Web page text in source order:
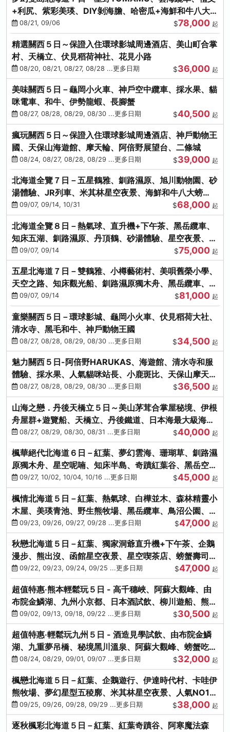
+利尻、紫彩美瑛、DIY剝海膽、哈密瓜+海鮮和牛八大螃
蟹吃到飽
08/21, 09/06 $78,000 起
精選關西５日～保證入住環球影城周邊酒店、美山町合掌
村、天橋立、伏見稻荷神社、花見小路
08/20, 08/21, 08/27, 08/28 ...更多日期 $36,000 起
美味關西５日－龜岡小火車、神戶空中纜車、採水果、貓
咪電車、和牛、伊勢龍蝦、長腳蟹
08/27, 08/28, 08/29, 08/30 ...更多日期 $40,500 起
瘋玩關西５日～保證入住環球影城周邊酒店、神戶動物王
國、天保山海遊館、摩天輪、阿倍野展望台、二條城
08/24, 08/27, 08/28, 08/29 ...更多日期 $39,000 起
北海道全覽７日－五星鶴雅、釧路濕原、旭川動物園、砂
湯體驗、JR列車、米其林星空夜景、海鮮和牛八大螃
蟹、卡哇依熊牧場
09/07, 09/14, 10/31 $68,000 起
北海道全覽８日－熱氣球、直升機+下午茶、黑岳纜車、
知床五湖、釧路濕原、丹頂鶴、砂湯體驗、星空夜景、洞
爺花火、螃蟹懷石料理
09/07, 09/14 $75,000 起
五星北海道７日－雙鶴雅、小樽藝術村、美唄舊榮小學、
天空之路、知床觀光船、釧路濕原獨木舟、黑岳纜車、流
冰硝子館DIY玻璃杯
09/07, 09/14 $81,000 起
童樂關西５日－環球影城、龜岡小火車、伏見稻荷大社、
清水寺、黑毛和牛、神戶動物王國
08/27, 08/28, 08/29, 08/30 ...更多日期 $34,500 起
魅力關西５日-阿倍野HARUKAS、海遊館、清水寺和服
體驗、採水果、人氣貓咪站長、小鹿斑比、天保山摩天
輪、水上巴士
08/27, 08/28, 08/29, 08/30 ...更多日期 $36,500 起
山海之戀．丹後天橋立５日～美山茅茸合掌屋秘境、伊根
舟屋群+遊覽船、天橋立、丹後鐵道、日本海最大級海鮮
市場08/27, 08/29, 08/30, 08/31 ...更多日期 $40,000 起
楓華絕代北海道６日－紅葉、夢幻雲海、珊瑚草、釧路濕
原獨木舟、星空呢喃、知床半島、奇蹟紅葉谷、黑岳空中
纜車、旭山動物園
09/27, 10/02, 10/04, 10/16 ...更多日期 $45,000 起
楓情北海道５日－紅葉、熱氣球、白樺並木、森林精靈小
木屋、美瑛青池、野生熊牧場、黑岳纜車、鳥沼公園、紅
葉奇蹟谷、螃蟹吃到飽
09/23, 09/26, 09/27, 09/28 ...更多日期 $47,000 起
秋戀北海道５日－紅葉、獨家洞爺直升機+下午茶、企鵝
漫步、熊出沒、函館星空夜景、星空喫茶店、螃蟹壽司、
海膽、三大螃蟹放題
09/22, 09/23, 09/24, 09/25 ...更多日期 $47,000 起
超值特惠‧熊本輕鬆玩５日 - 高千穗峽、阿蘇大觀峰、由
布院金鱗湖、九州小京都、日本酒試飲、柳川遊船、熊本
城、熊本AEON
09/02, 09/13, 09/18, 09/22 ...更多日期 $30,500 起
超值特惠‧輕鬆玩九州５日 - 酒造見學試飲、由布院金鱗
湖、九重夢吊橋、秘境黑川溫泉、阿蘇大觀峰、螃蟹吃到
飽08/24, 08/29, 09/01, 09/07 ...更多日期 $32,000 起
楓戀北海道５日－紅葉、企鵝遊行、伊達時代村、卡哇伊
熊牧場、夢幻星型五稜廓、米其林星空夜景、人氣NO1小
丑漢堡、洞爺花火
09/25, 09/26, 09/28, 09/29 ...更多日期 $38,000 起
逐秋楓彩北海道５日－紅葉、紅葉奇蹟谷、阿寒魔法森